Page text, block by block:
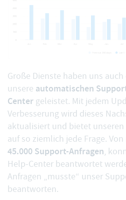
Große Dienste haben uns
unsere automatischen
Center geleistet. Mit jedem
Verbesserung wird dieses
aktualisiert und bietet
auf so ziemlich jede Frage.
45.000 Support-Anfragen,
Help-Center beantwortet
Anfragen „musste“ unser
beantworten.